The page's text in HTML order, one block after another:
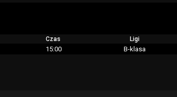
Czas Ligi
15:00 B-klasa